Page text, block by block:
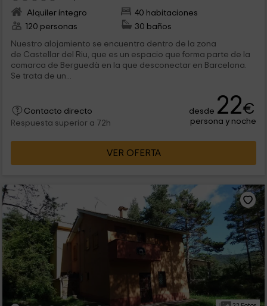
Alquiler íntegro
40 habitaciones
120 personas
30 baños
Nuestro alojamiento se encuentra dentro de la zona
de Castellar del Riu, que es un espacio que forma parte de la
comarca de Berguedà en la que desconectar en Barcelona.
Se trata de un...
Contacto directo
Respuesta superior a 72h
desde 22€
persona y noche
VER OFERTA